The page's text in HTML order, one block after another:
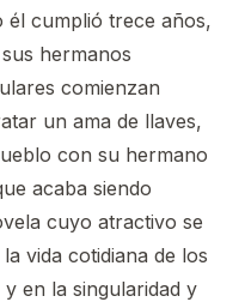
él cumplió trece años,
hermanos
comienzan
un ama de llaves,
con su hermano
acaba siendo
cuyo atractivo se
vida cotidiana de los
en la singularidad y